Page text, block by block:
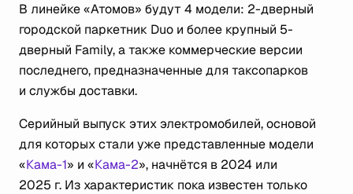
В линейке «Атомов» будут 4 модели: 2-дверный
городской паркетник Duo и более крупный 5-
дверный Family, а также коммерческие версии
последнего, предназначенные для таксопарков
и службы доставки.
Серийный выпуск этих электромобилей, основой
для которых стали уже представленные модели
«Кама-1» и «Кама-2», начнётся в 2024 или
2025 г. Из характеристик пока известен только